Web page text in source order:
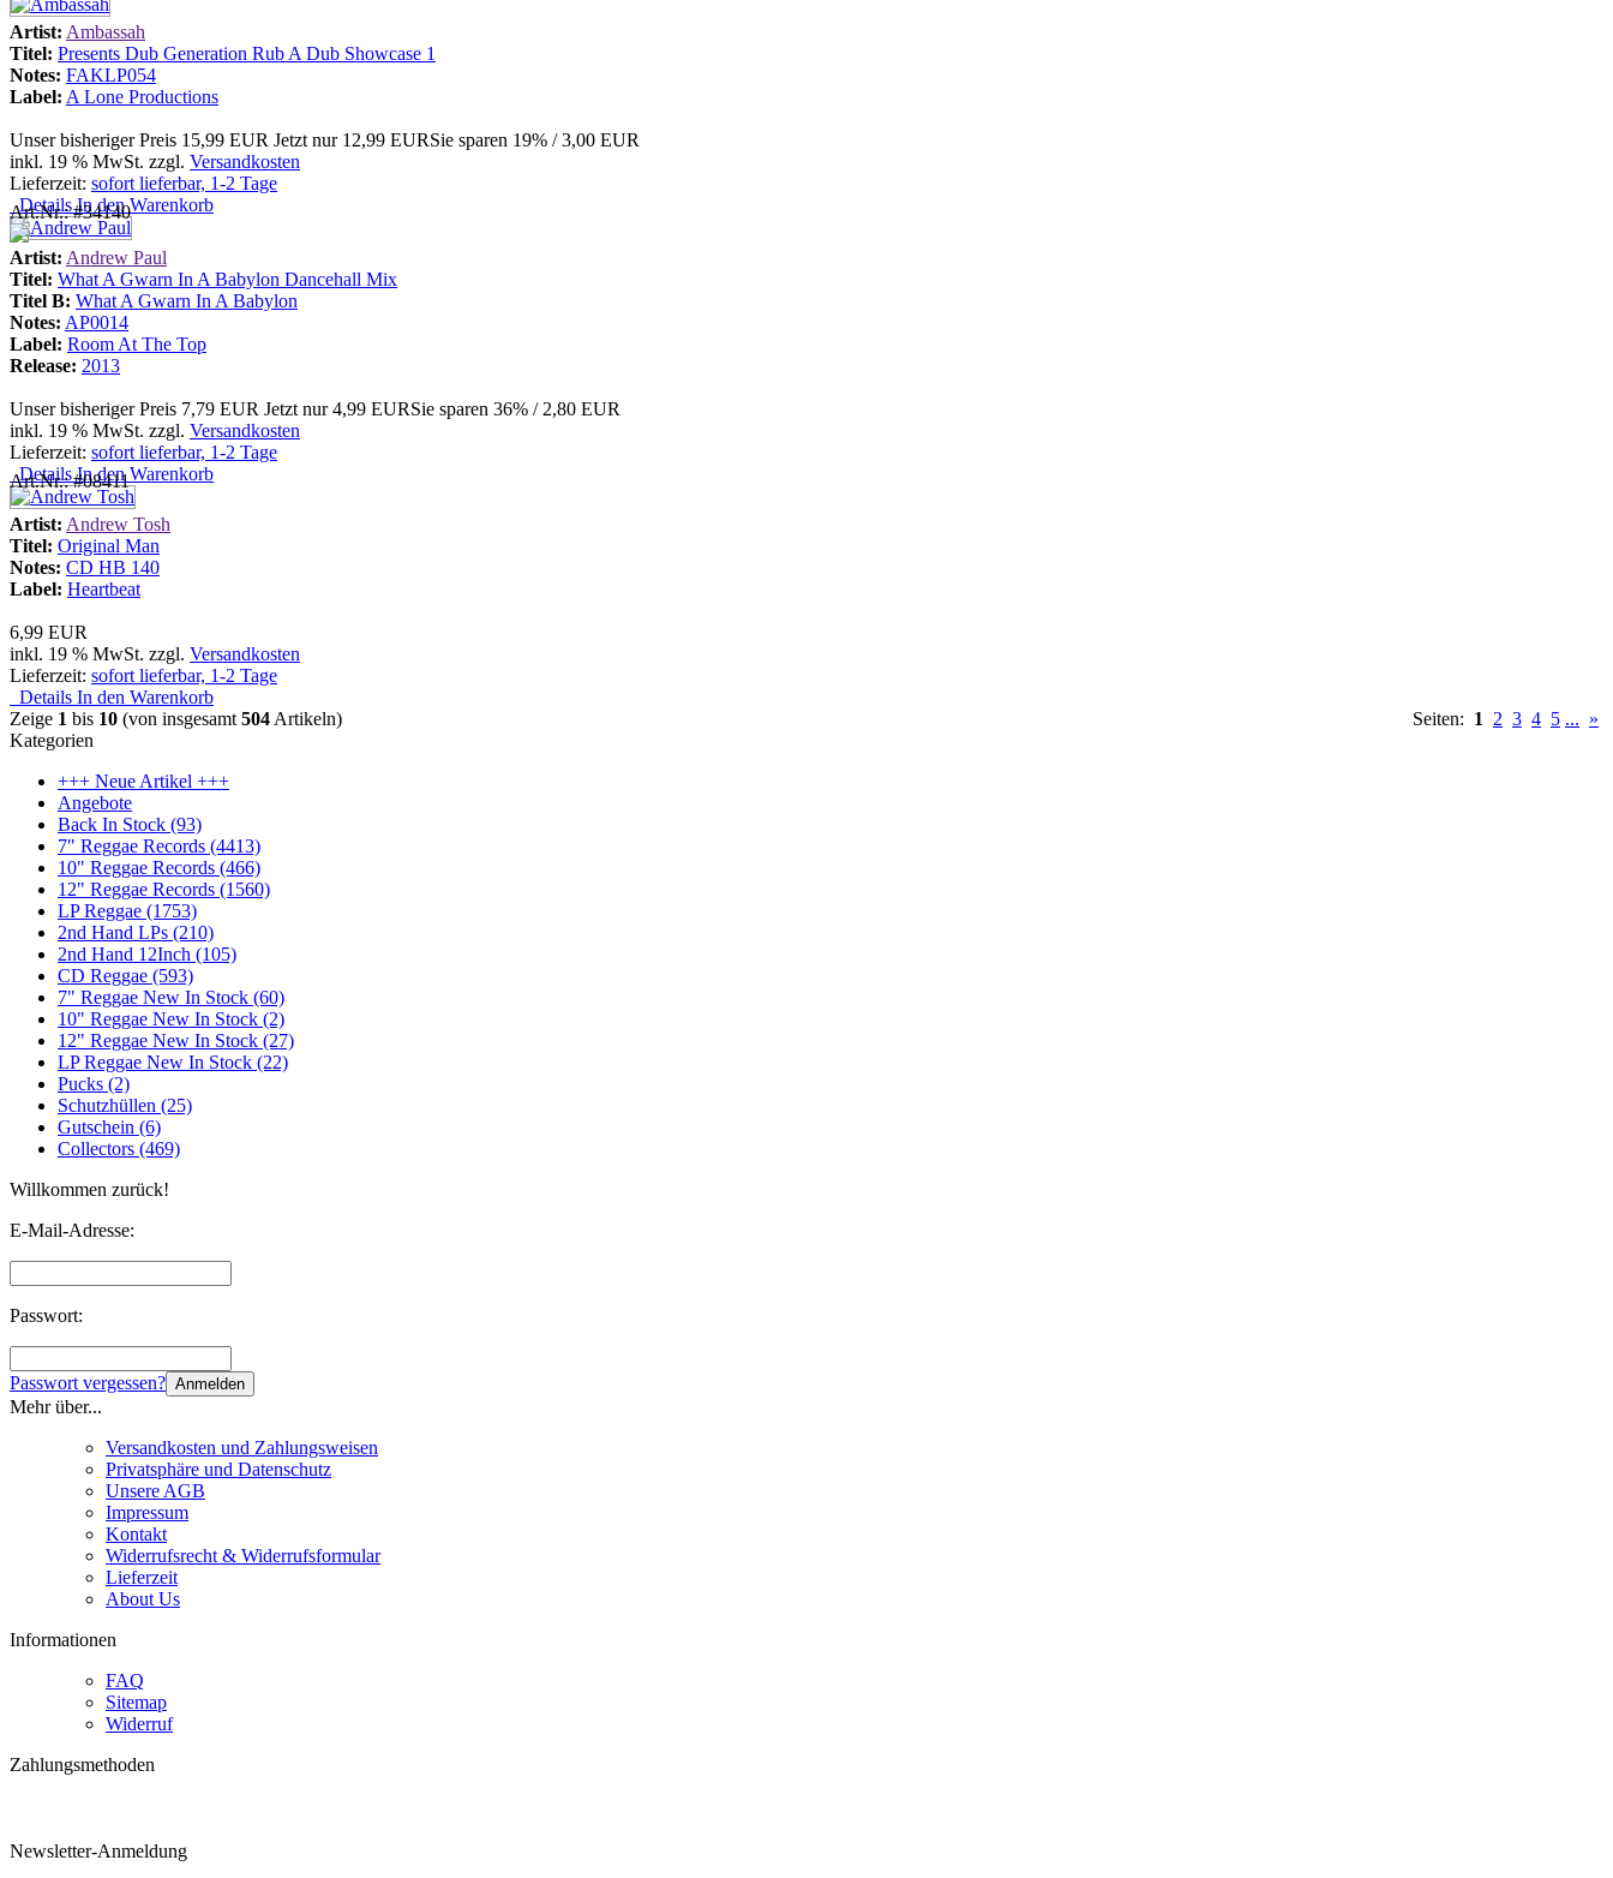
Artist: Ambassah
Titel: Presents Dub Generation Rub A Dub Showcase 1
Notes: FAKLP054
Label: A Lone Productions
Unser bisheriger Preis 15,99 EUR Jetzt nur 12,99 EURSie sparen 19% / 3,00 EUR
inkl. 19 % MwSt. zzgl. Versandkosten
Lieferzeit: sofort lieferbar, 1-2 Tage
DetailsIn den Warenkorb
Art.Nr.: #34140
Artist: Andrew Paul
Titel: What A Gwarn In A Babylon Dancehall Mix
Titel B: What A Gwarn In A Babylon
Notes: AP0014
Label: Room At The Top
Release: 2013
Unser bisheriger Preis 7,79 EUR Jetzt nur4,99 EURSie sparen 36% / 2,80 EUR
inkl. 19 % MwSt. zzgl. Versandkosten
Lieferzeit: sofort lieferbar, 1-2 Tage
DetailsIn den Warenkorb
Art.Nr.: #08411
Artist: Andrew Tosh
Titel: Original Man
Notes: CD HB 140
Label: Heartbeat
6,99 EUR
inkl. 19 % MwSt. zzgl. Versandkosten
Lieferzeit: sofort lieferbar, 1-2 Tage
Details In den Warenkorb
Zeige 1 bis 10 (von insgesamt 504 Artikeln) Seiten: 1 2 3 4 5 ... »
Kategorien
+++ Neue Artikel +++
Angebote
Back In Stock (93)
7" Reggae Records (4413)
10" Reggae Records (466)
12" Reggae Records (1560)
LP Reggae (1753)
2nd Hand LPs (210)
2nd Hand 12Inch (105)
CD Reggae (593)
7" Reggae New In Stock (60)
10" Reggae New In Stock (2)
12" Reggae New In Stock (27)
LP Reggae New In Stock (22)
Pucks (2)
Schutzhüllen (25)
Gutschein (6)
Collectors (469)
Willkommen zurück!
E-Mail-Adresse:
Passwort:
Passwort vergessen? Anmelden
Mehr über...
Versandkosten und Zahlungsweisen
Privatsphäre und Datenschutz
Unsere AGB
Impressum
Kontakt
Widerrufsrecht & Widerrufsformular
Lieferzeit
About Us
Informationen
FAQ
Sitemap
Widerruf
Zahlungsmethoden
Newsletter-Anmeldung